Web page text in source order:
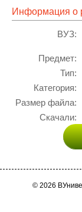
Информация о
ВУЗ:
Предмет:
Тип:
Категория:
Размер файла:
Скачали:
© 2026